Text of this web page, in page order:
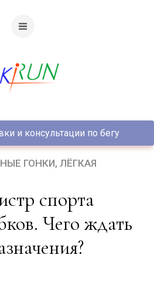
и консультации по бегу
ГОНКИ ЛЁГКАЯ
Чего ждать